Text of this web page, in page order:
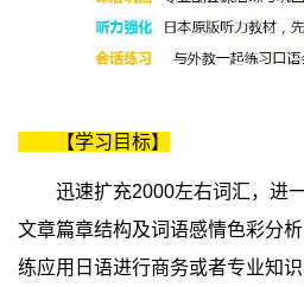
【学习目标】
迅速扩充2000左右词汇，进一
文章篇章结构及词语感情色彩分
练应用日语进行商务或者专业知识